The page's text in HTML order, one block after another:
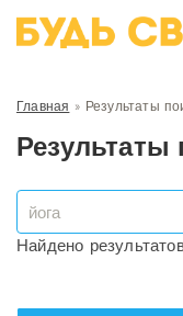
Главная » Результаты
Результаты
Найдено